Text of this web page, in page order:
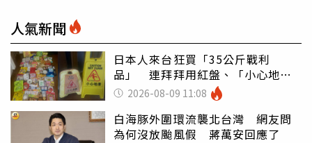
人氣新聞
日本人來台狂買「35公斤戰利
品」 連拜拜用紅盤、「小心地
滑」告示牌也帶回家
2026-08-09 11:08
白海豚外圍環流襲北台灣 網友問
為何沒放颱風假 蔣萬安回應了